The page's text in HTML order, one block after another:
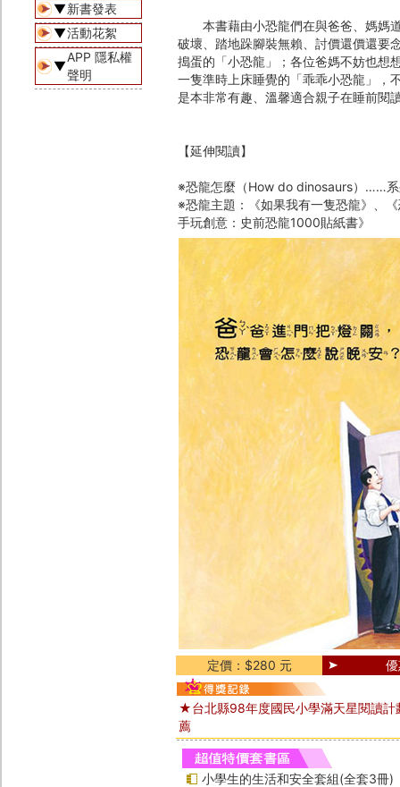
▼新書發表
▼活動花絮
▼
APP 隱私權
聲明
本書藉由小恐龍們在與爸爸、媽媽道
破壞、踏地跺腳裝無賴、討價還價還
搗蛋的「小恐龍」；各位爸媽不妨也想
一隻準時上床睡覺的「乖乖小恐龍」，
是本非常有趣、溫馨適合親子在睡前閱
【延伸閱讀】
※恐龍怎麼（How do dinosaurs）……系
※恐龍主題：《如果我有一隻恐龍》、
手玩創意：史前恐龍1000貼紙書》
定價：$280 元
★台北縣98年度國民小學滿天星閱讀計
薦
小學生的生活和安全套組(全套3冊)